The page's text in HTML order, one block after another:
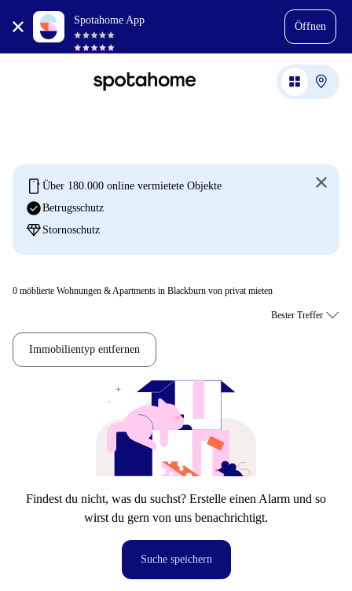
Spotahome App
Öffnen
mobile Über 180.000 online vermietete Objekte
check_circleBetrugsschutz
diamond Stornoschutz
0 möblierte Wohnungen & Apartments in Blackburn von privat mieten
Immobilientyp entfernen
Findest du nicht, was du suchst? Erstelle einen Alarm und so
wirst du gern von uns benachrichtigt.
Suche speichern